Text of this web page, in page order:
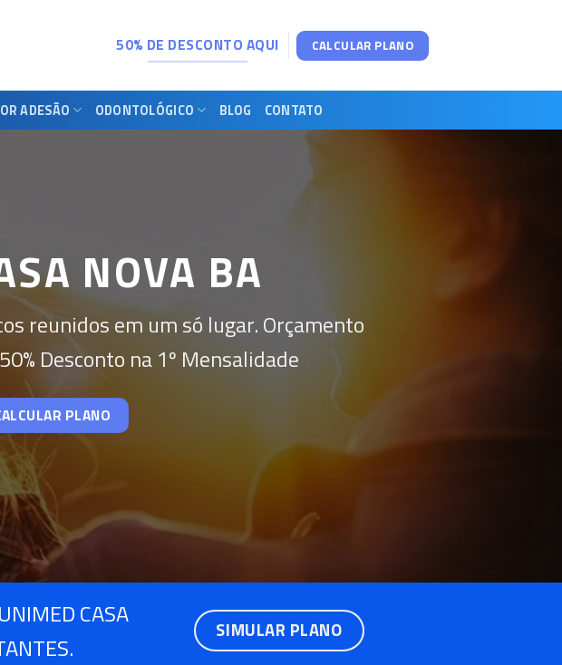
50% DE DESCONTO AQUI CALCULAR PLANO
ADESÃO ODONTOLÓGICO BLOG CONTATO
NOVA BA
reunidos em um só lugar. Orçamento
Desconto na 1º Mensalidade
PLANO
CASA
SIMULAR PLANO